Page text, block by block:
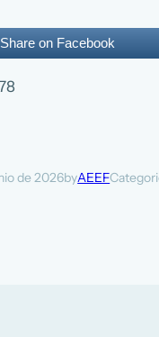
Share on Facebook
de 2026byAEEF